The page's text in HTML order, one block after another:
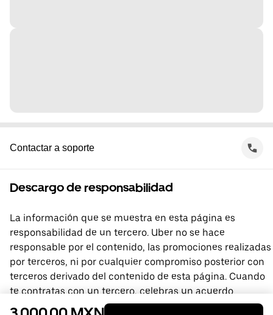
Contactar a soporte
Descargo de responsabilidad
La información que se muestra en esta página es
responsabilidad de un tercero. Uber no se hace
responsable por el contenido, las promociones realizadas
por terceros, ni por cualquier compromiso posterior con
terceros derivado del contenido de esta página. Cuando
te contratas con un tercero, celebras un acuerdo
directamente con él, del que Uber no forma parte. Si